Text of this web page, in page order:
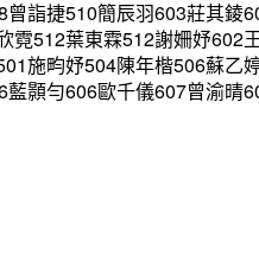
詣捷510簡辰羽603莊其
霓512葉東霖512謝姍妤
施畇妤504陳年楷506蘇
顥勻606歐千儀607曾渝